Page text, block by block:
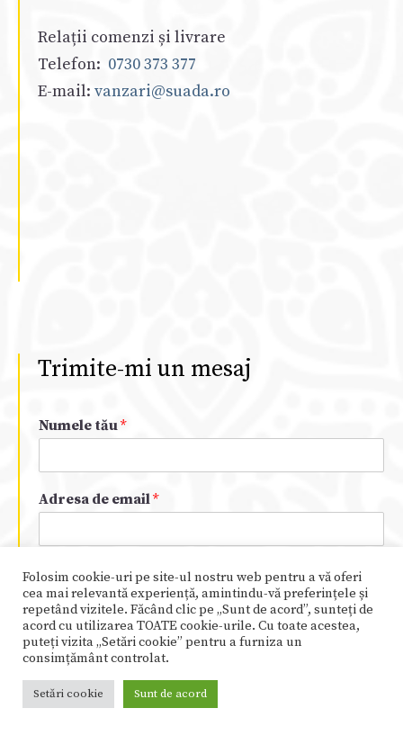
Relații comenzi și livrare
Telefon: 0730 373 377
E-mail: vanzari@suada.ro
Trimite-mi un mesaj
Numele tău*
Adresa de email*
Telefon*
Mesajul tău*
Folosim cookie-uri pe site-ul nostru web pentru a vă oferi
cea mai relevantă experiență, amintindu-vă preferințele și
repetând vizitele. Făcând clic pe „Sunt de acord”, sunteți de
acord cu utilizarea TOATE cookie-urile. Cu toate acestea,
puteți vizita „Setări cookie” pentru a furniza un
consimțământ controlat.
Setări cookie Sunt de acord